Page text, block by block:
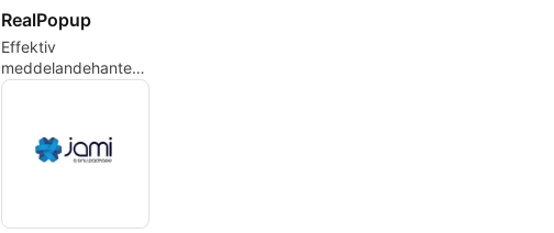
RealPopup
Effektiv
meddelandehantering
för lokala nätverk